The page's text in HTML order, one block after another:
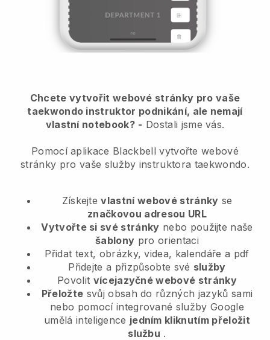
Chcete vytvořit webové stránky pro vaše
taekwondo instruktor podnikání, ale nemají
vlastní notebook? - Dostali jsme vás.
Pomocí aplikace Blackbell vytvořte webové
stránky pro vaše služby instruktora taekwondo.
Získejtevlastní webové stránky se
značkovou adresou URL
Vytvořte si své stránky nebo použijte naše
šablony pro orientaci
Přidat text, obrázky, videa, kalendáře a pdf
Přidejte a přizpůsobte své služby
Povolit vícejazyčné webové stránky
Přeložte svůj obsah do různých jazyků sami
nebo pomocí integrované služby Google
umělá inteligence jedním kliknutím přeložit
službu .